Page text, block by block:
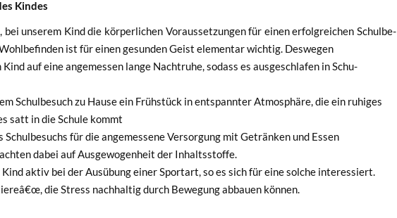
Kindes
unse­rem Kind die kör­per­li­chen Vor­aus­set­zun­gen für einen erfolg­rei­chen Schul­be­
ist für einen gesun­den Geist ele­men­tar wich­tig. Deswegen
auf eine ange­mes­sen lan­ge Nacht­ru­he, sodass es aus­ge­schla­fen in Schu­
Schul­be­such zu Hau­se ein Früh­stück in ent­spann­ter Atmo­sphä­re, die ein ruhi­ges
satt in die Schu­le kommt
Schul­be­suchs für die ange­mes­se­ne Ver­sor­gung mit Geträn­ken und Essen
dabei auf Aus­ge­wo­gen­heit der Inhaltsstoffe.
aktiv bei der Aus­übung einer Sport­art, so es sich für eine sol­che inter­es­siert.
die Stress nach­hal­tig durch Bewe­gung abbau­en können.